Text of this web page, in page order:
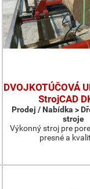
DVOJKOTÚČOVÁ
StrojCAD
Prodej / Nabídka >
stroje
Výkonný stroj pre
presné a